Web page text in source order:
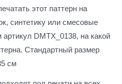
этот паттерн на
синтетику или смесовые
DMTX_0138, на какой
Стандартный размер
см